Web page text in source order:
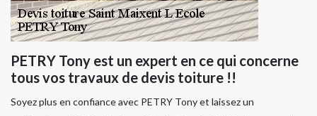
PETRY Tony est un expert en ce qui concerne
tous vos travaux de devis toiture !!
Soyez plus en confiance avec PETRY Tony et laissez un